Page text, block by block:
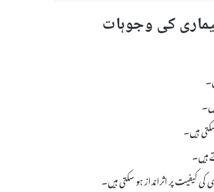
ہیں۔
ہیں۔
کیفیت پر اثرانداز ہو سکتی ہیں۔